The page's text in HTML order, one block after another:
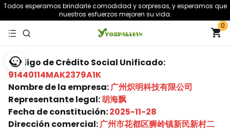
Todos esperamos brindarle comodidad y sorpresas, y esperamos que
nuestros esfuerzos mejoren su vida.
0
Código de Crédito Social Unificado:
91440114MAK2379A1K
Nombre de la empresa:广州炽明科技有限公司
Representante legal:胡海飘
Fecha de constitución:2025-11-28
Dirección comercial:广州市花都区狮岭镇新民新村二